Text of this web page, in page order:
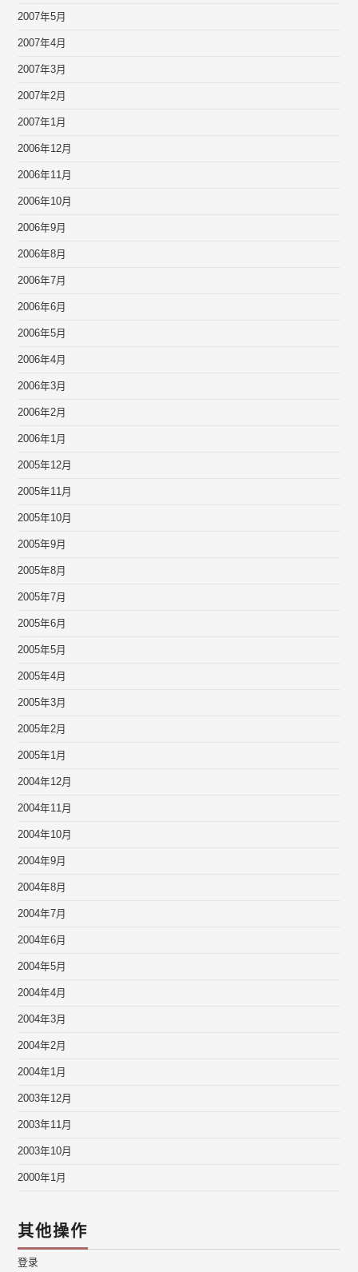
2007年5月
2007年4月
2007年3月
2007年2月
2007年1月
2006年12月
2006年11月
2006年10月
2006年9月
2006年8月
2006年7月
2006年6月
2006年5月
2006年4月
2006年3月
2006年2月
2006年1月
2005年12月
2005年11月
2005年10月
2005年9月
2005年8月
2005年7月
2005年6月
2005年5月
2005年4月
2005年3月
2005年2月
2005年1月
2004年12月
2004年11月
2004年10月
2004年9月
2004年8月
2004年7月
2004年6月
2004年5月
2004年4月
2004年3月
2004年2月
2004年1月
2003年12月
2003年11月
2003年10月
2000年1月
其他操作
登录